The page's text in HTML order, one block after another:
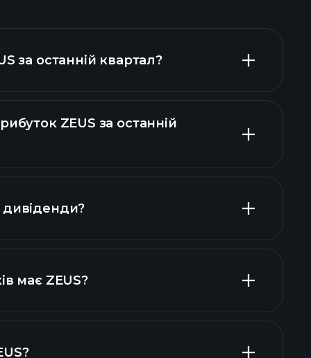
за останній квартал?
звітах ZEUS
ZEUS за останній
фінансових звітах ZEUS
дивіденди?
має ZEUS?